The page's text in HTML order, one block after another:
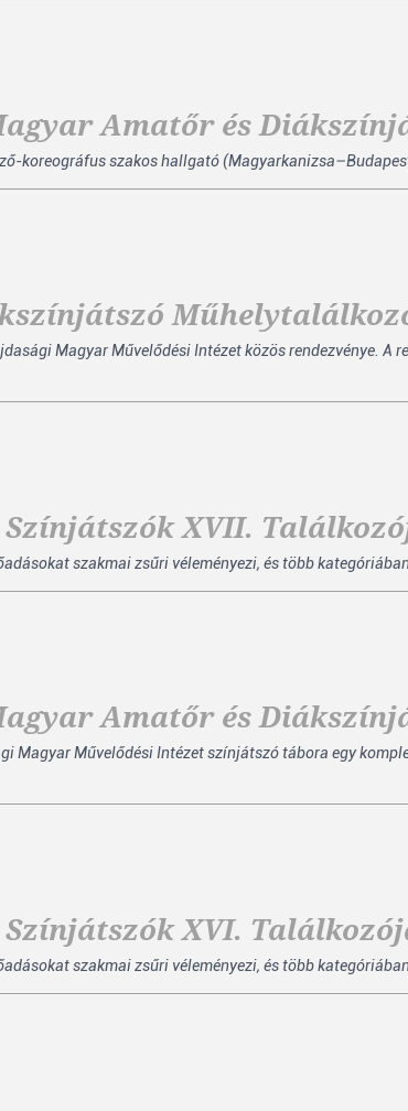
Amatőr és
koreográfus szakos hallgató
Magyar Művelődési Intézet közös rendezvénye.
XVII.
szakmai zsűri véleményezi, és több
Amatőr és
Magyar Művelődési Intézet színjátszó tábora egy
XVI.
szakmai zsűri véleményezi, és több